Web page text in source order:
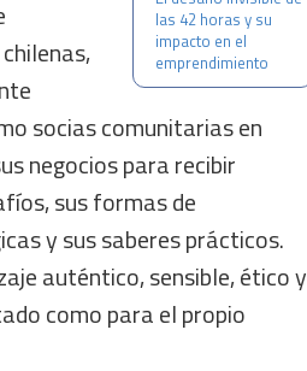
las 42 horas y su
impacto en el
emprendimiento
socias comunitarias en
negocios para recibir
sus formas de
y sus saberes prácticos.
auténtico, sensible, ético y
como para el propio